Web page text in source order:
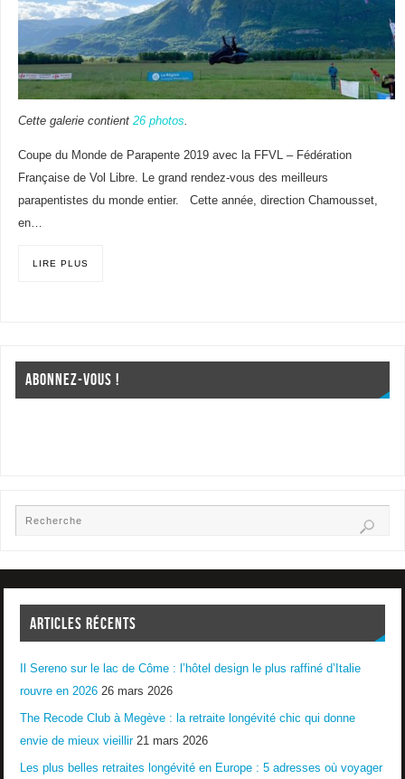
Cette galerie contient 26 photos
Coupe du Monde de Parapente 2019 avec la FFVL – Fédération
Française de Vol Libre. Le grand rendez-vous des meilleurs
parapentistes du monde entier. Cette année, direction Chamousset,
en…
LIRE PLUS
ABONNEZ-VOUS !
ARTICLES RÉCENTS
Il Sereno sur le lac de Côme : l’hôtel design le plus raffiné d’Italie
rouvre en 2026 26 mars 2026
The Recode Club à Megève : la retraite longévité chic qui donne
envie de mieux vieillir 21 mars 2026
Les plus belles retraites longévité en Europe : 5 adresses où voyager